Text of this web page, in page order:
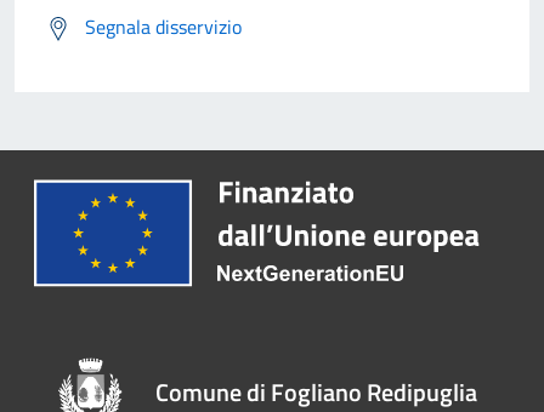
Segnala disservizio
Comune di Fogliano Redipuglia